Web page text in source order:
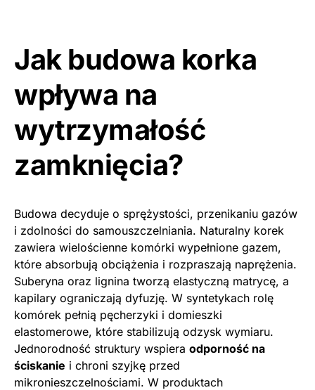
Jak budowa korka
wpływa na
wytrzymałość
zamknięcia?
Budowa decyduje o sprężystości, przenikaniu gazów
i zdolności do samouszczelniania. Naturalny korek
zawiera wielościenne komórki wypełnione gazem,
które absorbują obciążenia i rozpraszają naprężenia.
Suberyna oraz lignina tworzą elastyczną matrycę, a
kapilary ograniczają dyfuzję. W syntetykach rolę
komórek pełnią pęcherzyki i domieszki
elastomerowe, które stabilizują odzysk wymiaru.
Jednorodność struktury wspiera odporność na
ściskanie i chroni szyjkę przed
mikronieszczelnościami. W produktach